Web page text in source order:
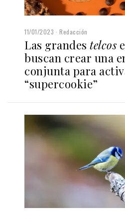
11/01/2023 Redacción
Las grandes telcos
buscan crear una
conjunta para
“supercookie”